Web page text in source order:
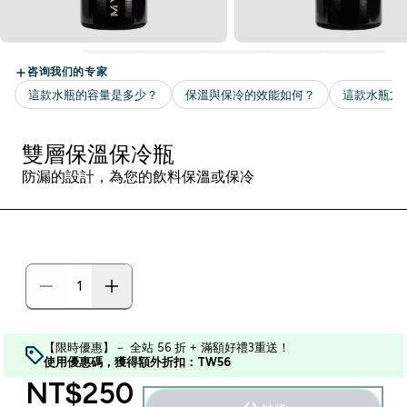
雙層保溫保冷瓶
防漏的設計，為您的飲料保溫或保冷
【限時優惠】－ 全站 56 折 + 滿額好禮3重送！
使用優惠碼，獲得額外折扣：TW56
discounted price
NT$250‎